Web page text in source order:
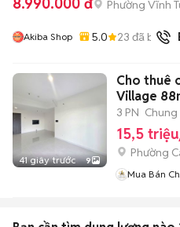
Phường Vĩnh
Akiba Shop 5.0 23 đã bán
41 giây trước 9
Cho thuê
Village
3 PN Chung
15,5
Phường
Mua Bán